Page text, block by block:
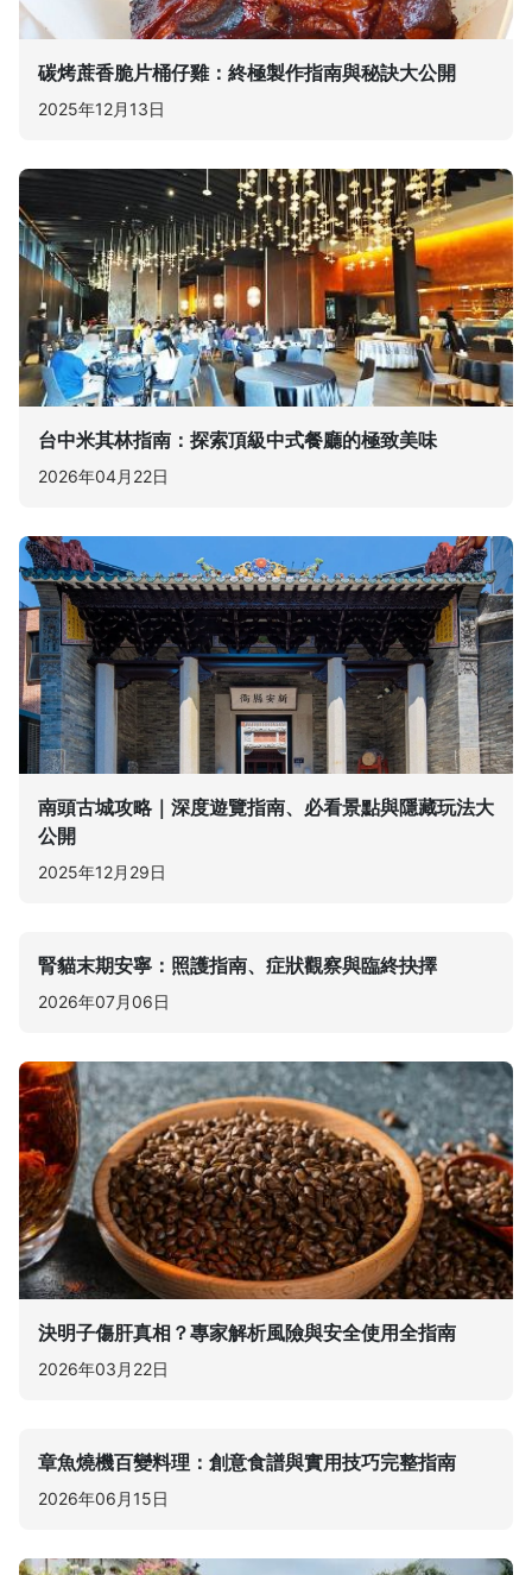
碳烤蔗香脆片桶仔雞：終極製作指南與秘訣大公開
2025年12月13日
台中米其林指南：探索頂級中式餐廳的極致美味
2026年04月22日
南頭古城攻略｜深度遊覽指南、必看景點與隱藏玩法大
公開
2025年12月29日
腎貓末期安寧：照護指南、症狀觀察與臨終抉擇
2026年07月06日
決明子傷肝真相？專家解析風險與安全使用全指南
2026年03月22日
章魚燒機百變料理：創意食譜與實用技巧完整指南
2026年06月15日